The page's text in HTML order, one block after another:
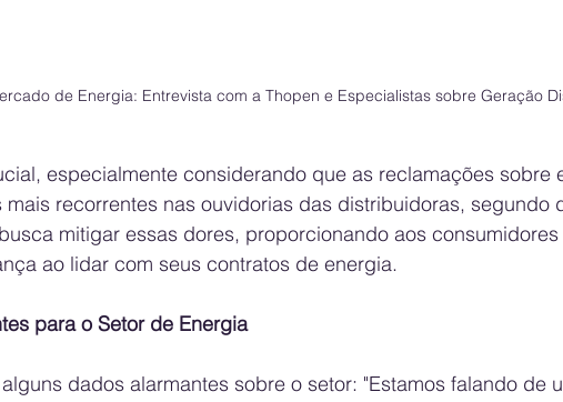
de Energia: Entrevista com a Thopen e Especialistas sobre Geração
especialmente considerando que as reclamações sobre
mais recorrentes nas ouvidorias das distribuidoras, segundo
mitigar essas dores, proporcionando aos
ao lidar com seus contratos de energia.
para o Setor de Energia
dados alarmantes sobre o setor: "Estamos falando de